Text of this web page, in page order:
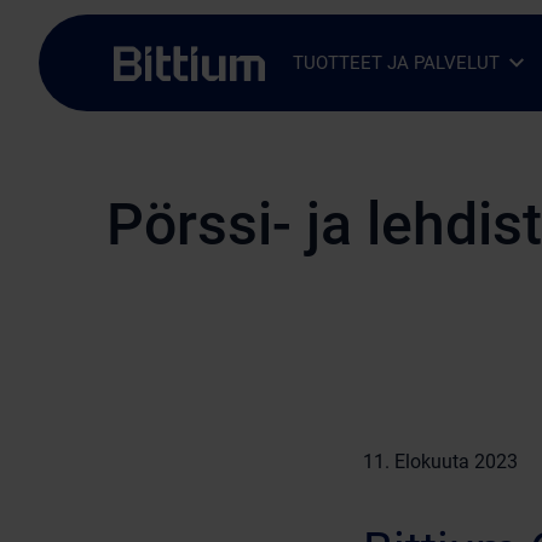
Siirry sisältöön
TUOTTEET JA PALVELUTAvaa alavalikko
Sulje alavalikko
Pörssi- ja
11. Elokuuta 2023